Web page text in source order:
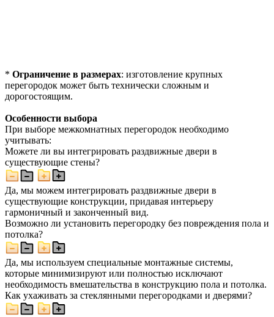
* Ограничение в размерах: изготовление крупных
перегородок может быть технически сложным и
дорогостоящим.
Особенности выбора
При выборе межкомнатных перегородок необходимо
учитывать:
Можете ли вы интегрировать раздвижные двери в
существующие стены?
Да, мы можем интегрировать раздвижные двери в
существующие конструкции, придавая интерьеру
гармоничный и законченный вид.
Возможно ли установить перегородку без повреждения пола и
потолка?
Да, мы используем специальные монтажные системы,
которые минимизируют или полностью исключают
необходимость вмешательства в конструкцию пола и потолка.
Как ухаживать за стеклянными перегородками и дверями?